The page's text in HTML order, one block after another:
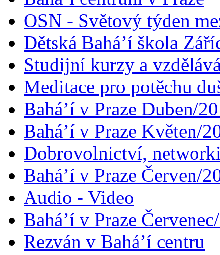
OSN - Světový týden
Dětská Bahá’í škola
Studijní kurzy a
Meditace pro potěchu
Bahá’í v Praze Duben/
Bahá’í v Praze Květen/
Dobrovolnictví,
Bahá’í v Praze Červen/
Audio - Video
Bahá’í v Praze
Rezván v Bahá’í centru